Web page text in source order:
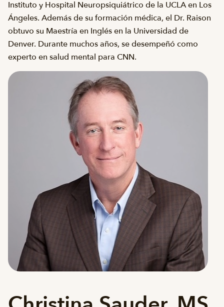
Instituto y Hospital Neuropsiquiátrico de la UCLA en Los
Ángeles. Además de su formación médica, el Dr. Raison
obtuvo su Maestría en Inglés en la Universidad de
Denver. Durante muchos años, se desempeñó como
experto en salud mental para CNN.